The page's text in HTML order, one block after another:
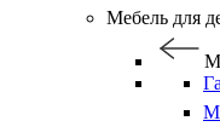
Мебель для